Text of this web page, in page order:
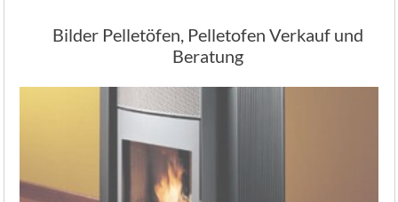
Bilder Pelletöfen, Pelletofen Verkauf und
Beratung